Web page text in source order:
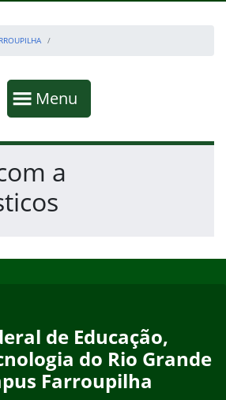
Mostrar
Menu
a
de Educação,
do Rio Grande
Farroupilha